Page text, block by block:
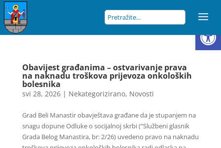
Obavijest građanima – ostvarivanje prava
na naknadu troškova prijevoza onkoloških
bolesnika
svi 28, 2026| Nekategorizirano, Novosti
Grad Beli Manastir obavještava građane da je stupanjem na
snagu dopune Odluke o socijalnoj skrbi (“Službeni glasnik
Grada Belog Manastira, br: 2/26) uvedeno pravo na naknadu